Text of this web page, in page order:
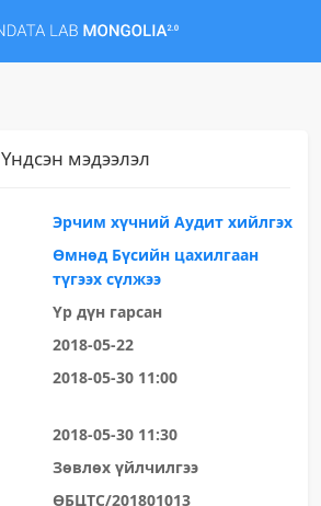
Үндсэн мэдээлэл
Эрчим хүчний Аудит хийлгэх
Өмнөд Бүсийн цахилгаан
түгээх сүлжээ
Үр дүн гарсан
2018-05-22
2018-05-30 11:00
2018-05-30 11:30
Зөвлөх үйлчилгээ
ӨБЦТС/201801013